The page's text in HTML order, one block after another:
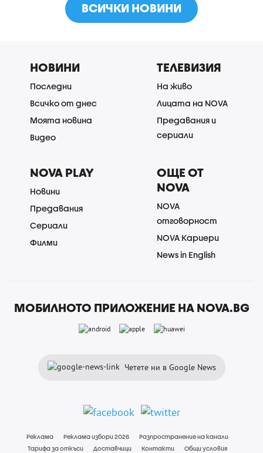
ВСИЧКИ НОВИНИ
НОВИНИ
Последни
Всичко от днес
Моята новина
Видео
ТЕЛЕВИЗИЯ
На живо
Лицата на NOVA
Предавания и
сериали
NOVA PLAY
Новини
Предавания
Сериали
Филми
ОЩЕ ОТ
NOVA
NOVA
отговорност
NOVA Кариери
News in English
МОБИЛНОТО ПРИЛОЖЕНИЕ НА NOVA.BG
Четете ни в Google News
Реклама Реклама избори 2026
Разпространение на канали
Тарифа за откъси
Доставчици Контакти Общи условия